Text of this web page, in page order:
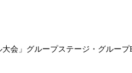
会」グループステージ・グループ